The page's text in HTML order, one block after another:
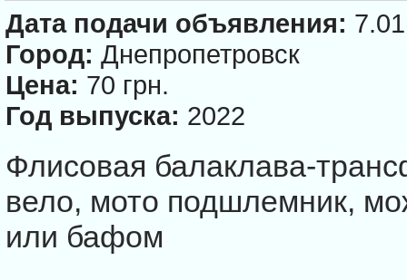
Дата подачи объявления:
Город: Днепропетровск
Цена: 70 грн.
Год выпуска: 2022
Флисовая балаклава-
вело, мото подшлемник,
или бафом